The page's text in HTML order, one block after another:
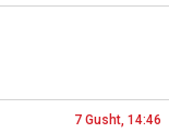
7 Gusht, 14:46